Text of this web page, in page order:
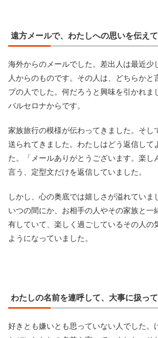
遠方メールで、わたしへの思いを伝え
海外からのメールでした。差出人は最近少
人からのものです。その人は、どちらかと
プの人でした。何だろうと興味を引かれま
バルセロナからです。
家族旅行の模様が伝わってきました。そし
送られてきました。わたしはどう返信して
た。「メールありがとうございます。楽し
言う、定型文だけを返信していました。
しかし、心の奥底では嬉しさが溢れていま
いつの間にか、お相手の人やその家族と一
有していて、楽しく過ごしているその人の
ようになっていました。
わたしの名前を連呼して、大事に扱っ
好きとも嫌いとも思っていない人でした。